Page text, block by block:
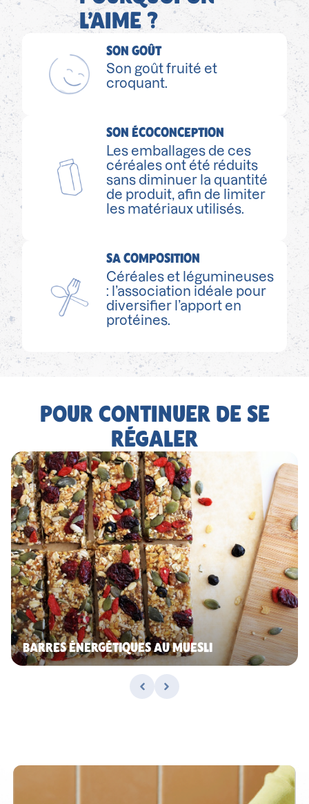
L’AIME ?
SON GOÛT
Son goût fruité et
croquant.
SON ÉCOCONCEPTION
Les emballages de ces
céréales ont été réduits
sans diminuer la quantité
de produit, afin de limiter
les matériaux utilisés.
SA COMPOSITION
Céréales et légumineuses
: l’association idéale pour
diversifier l’apport en
protéines.
POUR CONTINUER DE SE
RÉGALER
BARRES ÉNERGÉTIQUES AU MUESLI